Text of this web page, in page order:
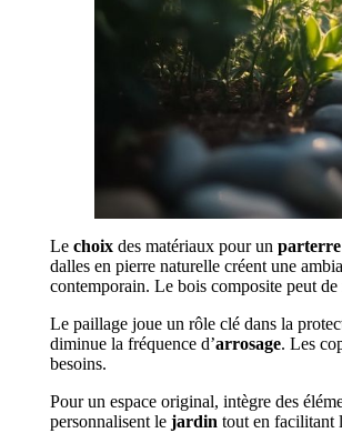
Le choix des matériaux pour un parterre
dalles en pierre naturelle créent une
contemporain. Le bois composite peut
Le paillage joue un rôle clé dans la
diminue la fréquence d’arrosage. Les
besoins.
Pour un espace original, intègre des
personnalisent le jardin tout en facilitant